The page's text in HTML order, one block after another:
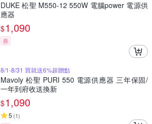
DUKE 松聖 M550-12 550W 電腦power 電源供
應器
$1,090
券
8/1-8/31 買就送6%超贈點
Mavoly 松聖 PURI 550 電源供應器 三年保固/
一年到府收送換新
$1,090
5 (1)